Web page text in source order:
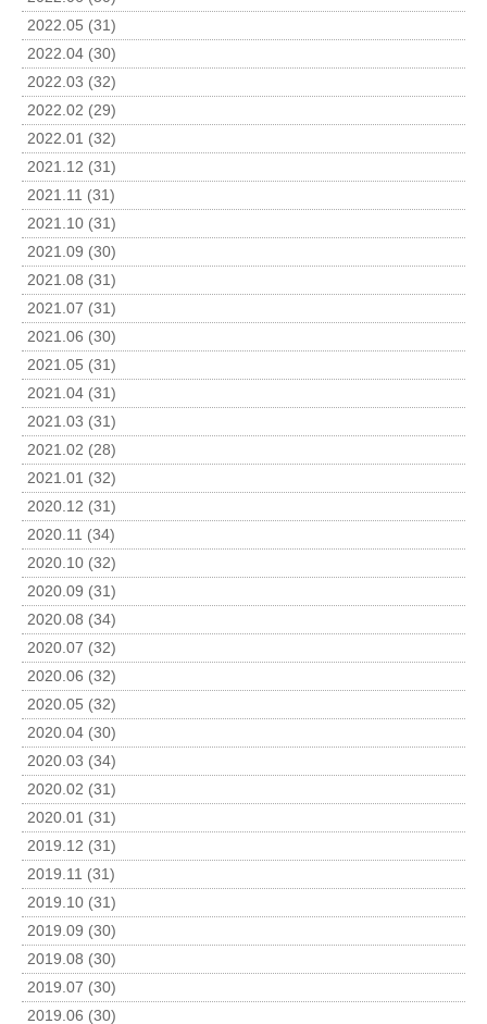
2022.05 (31)
2022.04 (30)
2022.03 (32)
2022.02 (29)
2022.01 (32)
2021.12 (31)
2021.11 (31)
2021.10 (31)
2021.09 (30)
2021.08 (31)
2021.07 (31)
2021.06 (30)
2021.05 (31)
2021.04 (31)
2021.03 (31)
2021.02 (28)
2021.01 (32)
2020.12 (31)
2020.11 (34)
2020.10 (32)
2020.09 (31)
2020.08 (34)
2020.07 (32)
2020.06 (32)
2020.05 (32)
2020.04 (30)
2020.03 (34)
2020.02 (31)
2020.01 (31)
2019.12 (31)
2019.11 (31)
2019.10 (31)
2019.09 (30)
2019.08 (30)
2019.07 (30)
2019.06 (30)